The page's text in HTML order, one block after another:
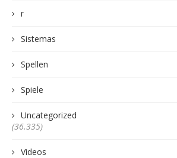
r
Sistemas
Spellen
Spiele
Uncategorized
(36.335)
Videos